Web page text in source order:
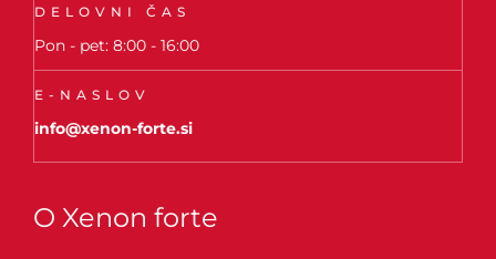
DELOVNI ČAS
Pon - pet: 8:00 - 16:00
E-NASLOV
info@xenon-forte.si
O Xenon forte